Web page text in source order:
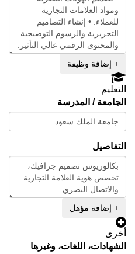
+ إضافة وظيفة
التعليم
الجامعة / المدرسة
التفاصيل
+ إضافة مؤهل
أخرى
الشهادات، اللغات، وغيرها